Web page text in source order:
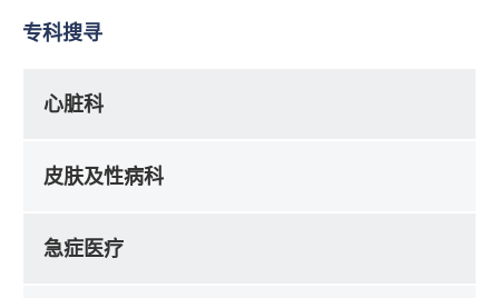
专科搜寻
心脏科
皮肤及性病科
急症医疗